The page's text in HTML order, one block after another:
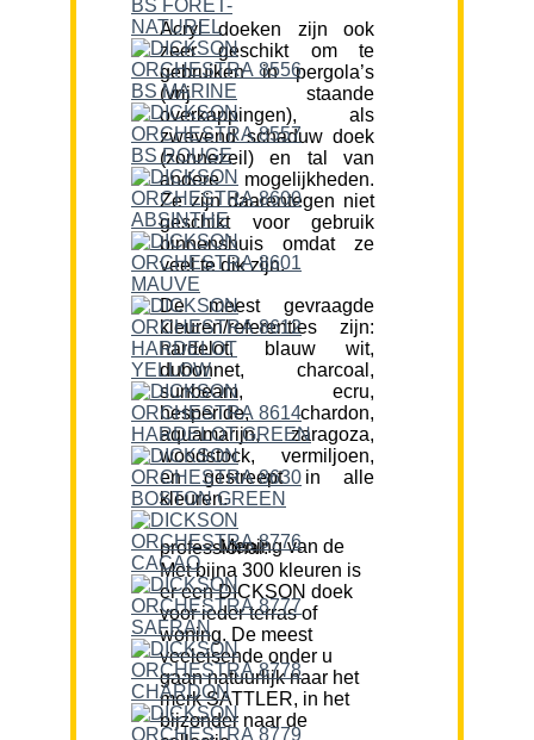
Acryl doeken zijn ook
zeer geschikt om te
gebruiken in pergola’s
(vrij staande
overkappingen), als
zwevend schaduw doek
(zonnezeil) en tal van
andere mogelijkheden.
Ze zijn daarentegen niet
geschikt voor gebruik
binnenshuis omdat ze
veel te dik zijn.
De meest gevraagde
kleuren/referenties zijn:
hardelot, blauw wit,
dubonnet, charcoal,
sunbeam, ecru,
hesperide, chardon,
aquamarijn, zaragoza,
woodstock, vermiljoen,
en gestreept in alle
kleuren.
Mening van de professional:
Met bijna 300 kleuren is
er een DICKSON doek
voor ieder terras of
woning. De meest
veeleisende onder u
gaan natuurlijk naar het
merk SATTLER, in het
bijzonder naar de